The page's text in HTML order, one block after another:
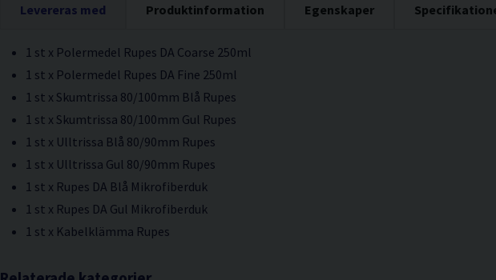
Levereras med Produktinformation Egenskaper
1 st x Polermedel Rupes DA Coarse 250ml
1 st x Polermedel Rupes DA Fine 250ml
1 st x Skumtrissa 80/100mm Blå Rupes
1 st x Skumtrissa 80/100mm Gul Rupes
1 st x Ulltrissa Blå 80/90mm Rupes
1 st x Ulltrissa Gul 80/90mm Rupes
1 st x Rupes DA Blå Mikrofiberduk
1 st x Rupes DA Gul Mikrofiberduk
1 st x Kabelklämma Rupes